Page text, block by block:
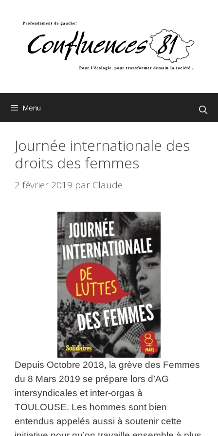
Menu
Journée internationale des
droits des femmes
2 février 2019 par Claude
Depuis Octobre 2018, la grève des Femmes
du 8 Mars 2019 se prépare lors d’AG
intersyndicales et inter-orgas à
TOULOUSE. Les hommes sont bien
entendus appelés aussi à soutenir cette